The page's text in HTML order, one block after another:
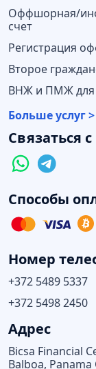
Оффшорная/
счет
Регистрация
Второе
ВНЖ и ПМЖ для
Больше услуг >
Связаться
Способы
Номер
+372 5489 5337
+372 5498 2450
Адрес
Bicsa Financial
Balboa, Panama